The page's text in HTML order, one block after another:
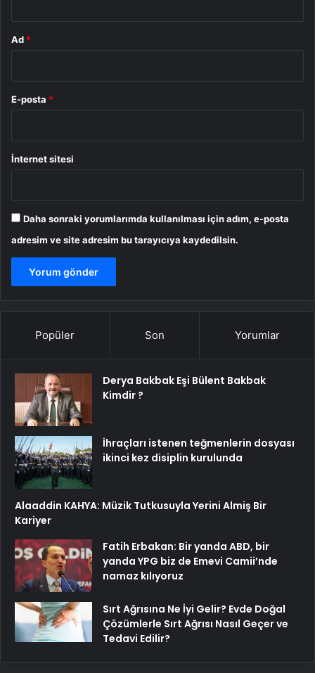
Ad *
E-posta *
İnternet sitesi
Daha sonraki yorumlarımda kullanılması için adım, e-posta
adresim ve site adresim bu tarayıcıya kaydedilsin.
Popüler Son Yorumlar
Derya Bakbak Eşi Bülent Bakbak
Kimdir ?
İhraçları istenen teğmenlerin dosyası
ikinci kez disiplin kurulunda
Alaaddin KAHYA: Müzik Tutkusuyla Yerini Almiş Bir
Kariyer
Fatih Erbakan: Bir yanda ABD, bir
yanda YPG biz de Emevi Camii’nde
namaz kılıyoruz
Sırt Ağrısına Ne İyi Gelir? Evde Doğal
Çözümlerle Sırt Ağrısı Nasıl Geçer ve
Tedavi Edilir?